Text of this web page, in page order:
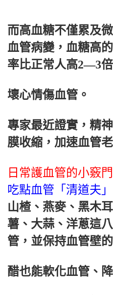
而高血糖不僅累及
血管病變，血糖高
率比正常人高2—3倍
壞心情傷血管。
專家最近證實，精
膜收縮，加速血管老
日常護血管的小竅門
吃點血管「清道夫」
山楂、燕麥、黑木
薯、大蒜、洋蔥這
管，並保持血管壁
醋也能軟化血管、